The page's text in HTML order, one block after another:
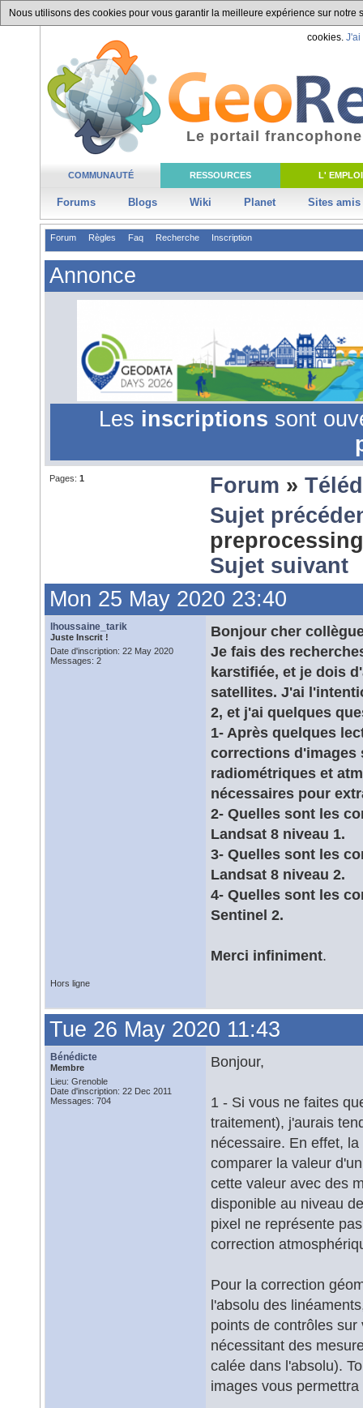
Nous utilisons des cookies pour vous garantir la meilleure expérience sur
cookies. J'ai
COMMUNAUTÉ RESSOURCES L' EMPLOI
Forums Blogs Wiki Planet Sites amis
Le portail
Forum Règles Faq Recherche Inscription
Annonce
Les inscriptions sont
Pages: 1 Forum »
Sujet
Sujet suivant
Mon 25 May 2020 23:40
lhoussaine_tarik
Juste Inscrit !
Date d'inscription: 22 May 2020
Messages: 2
Bonjour cher
Je fais des
karstifiée, et je dois
satellites. J'ai
2, et j'ai quelques
1- Après quelques
corrections d'images
radiométriques et
nécessaires pour
2- Quelles sont les
Landsat 8 niveau 1.
3- Quelles sont les
Landsat 8 niveau 2.
4- Quelles sont les
Sentinel 2.
Merci infiniment.
Hors ligne
Tue 26 May 2020 11:43
Bénédicte
Membre
Lieu: Grenoble
Date d'inscription: 22 Dec 2011
Messages: 704
Bonjour,
1 - Si vous ne faites
traitement), j'aurais
nécessaire. En effet,
comparer la valeur
cette valeur avec des
disponible au niveau
pixel ne représente
correction
Pour la correction
l'absolu des
points de contrôles
nécessitant des
calée dans l'absolu).
images vous